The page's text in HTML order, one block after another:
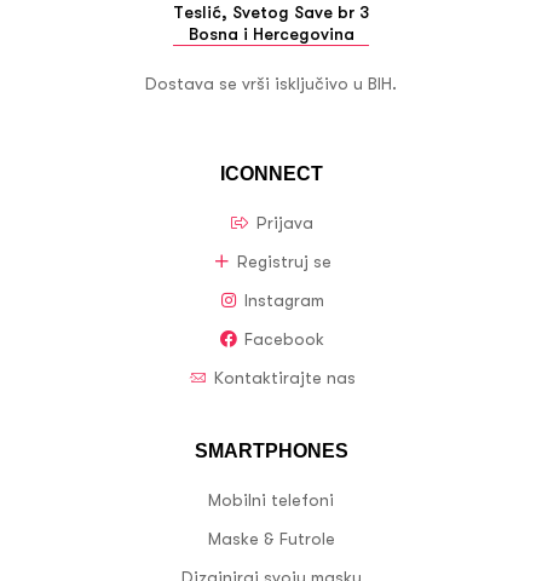
ICONNECT
Prijava
Registruj se
Instagram
Facebook
Kontaktirajte nas
SMARTPHONES
Mobilni telefoni
Maske & Futrole
Dizajniraj svoju masku
Teslić, Svetog Save br 3
Bosna i Hercegovina
Dostava se vrši isključivo u BIH.